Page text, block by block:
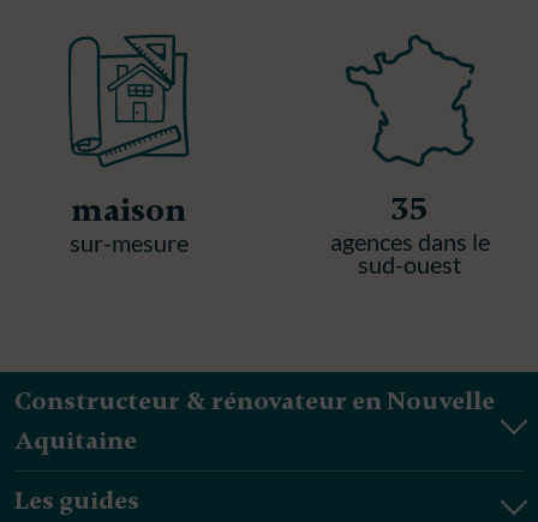
maison
sur-mesure
35
agences dans le
sud-ouest
Constructeur & rénovateur en Nouvelle
Aquitaine
Les guides